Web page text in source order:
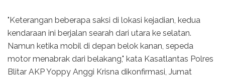
"Keterangan beberapa saksi di lokasi kejadian, kedua
kendaraan ini berjalan searah dari utara ke selatan.
Namun ketika mobil di depan belok kanan, sepeda
motor menabrak dari belakang," kata Kasatlantas Polres
Blitar AKP Yoppy Anggi Krisna dikonfirmasi, Jumat